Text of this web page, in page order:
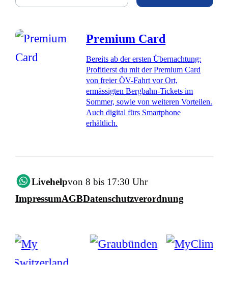
Premium Card
Bereits ab der ersten Übernachtung:
Profitierst du mit der Premium Card
von freier ÖV-Fahrt vor Ort,
ermässigten Bergbahn-Tickets im
Sommer, sowie von weiteren Vorteilen.
Auch digital fürs Smartphone
erhältlich.
Livehelpvon 8 bis 17:30 Uhr
ImpressumAGBDatenschutzverordnung